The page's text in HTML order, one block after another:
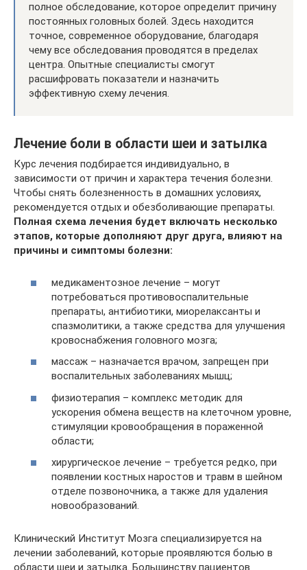
полное обследование, которое определит причину
постоянных головных болей. Здесь находится
точное, современное оборудование, благодаря
чему все обследования проводятся в пределах
центра. Опытные специалисты смогут
расшифровать показатели и назначить
эффективную схему лечения.
Лечение боли в области шеи и затылка
Курс лечения подбирается индивидуально, в
зависимости от причин и характера течения болезни.
Чтобы снять болезненность в домашних условиях,
рекомендуется отдых и обезболивающие препараты.
Полная схема лечения будет включать несколько
этапов, которые дополняют друг друга, влияют на
причины и симптомы болезни:
медикаментозное лечение – могут
потребоваться противовоспалительные
препараты, антибиотики, миорелаксанты и
спазмолитики, а также средства для улучшения
кровоснабжения головного мозга;
массаж – назначается врачом, запрещен при
воспалительных заболеваниях мышц;
физиотерапия – комплекс методик для
ускорения обмена веществ на клеточном уровне,
стимуляции кровообращения в пораженной
области;
хирургическое лечение – требуется редко, при
появлении костных наростов и травм в шейном
отделе позвоночника, а также для удаления
новообразований.
Клинический Институт Мозга специализируется на
лечении заболеваний, которые проявляются болью в
области шеи и затылка. Большинству пациентов